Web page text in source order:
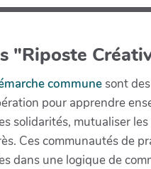
"Riposte
communesont
pour apprendre
solidarités, mutualiser
Ces communautés de
dans une logique de